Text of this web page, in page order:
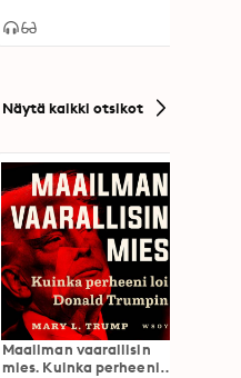
Näytä kaikki otsikot
Maailman vaarallisin
mies. Kuinka perheeni